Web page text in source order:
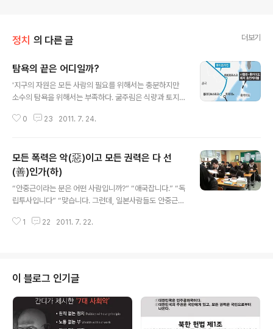
정치 의 다른 글 더보기
탐욕의 끝은 어디일까?
'지구의 자원은 모든 사람의 필요를 위해서는 충분하지만
소수의 탐욕을 위해서는 부족하다. 굶주림은 식량과 토지
다' 간디의 말이다. 세계 인구의 6%인 미국은 세계 에너지
비하고 있다. 우리나라의 경우, 63빌딩이 쓰는 전기는 충
남 대천시 전체, 무역센터 건물에서 쓰는 전기는 전북 남원
시 전체, 잠실 롯데월드에서 쓰는 전기는 제주도 전체 소비
량과 맞먹는다. 언젠가 한겨레신문에는 참 이색적인 기사
가 소개되어 있었다. '명상하는 사람들'을 뜻하는 남미 콜롬
비아의 '우아족'이 바로 그들이다. '어머니 지구와의 조화로
0 23 2011. 7. 24.
모든 폭력은 악(惡)이고 모든 권력은 다 선
(善)인가(하)
“안중근이라는 분은 어떤 사람입니까?” “애국잡니다.” “독
립투사입니다” “맞습니다. 그런데, 일본사람들도 안중근을
다. “일본 사람들은 안중근을 의사나 독립투사라 보지 않고
국자가 되고 일본에서는 살인자요 테러리스트가 되는 이유
가 뭘까요? 세상에서 일어나는 일(현상)은 관점(觀點)에
따라 다르게 보입니다. 현상을 어떤 관점(觀點), 즉 어떤 기
준(가치관)에서 보느냐에 따라 전혀 다른 해석을 할 수 있
다는 것입니다.” “어려워요?” “알 것 같기도 하고 모를 것
1 22 2011. 7. 22.
이 블로그 인기글